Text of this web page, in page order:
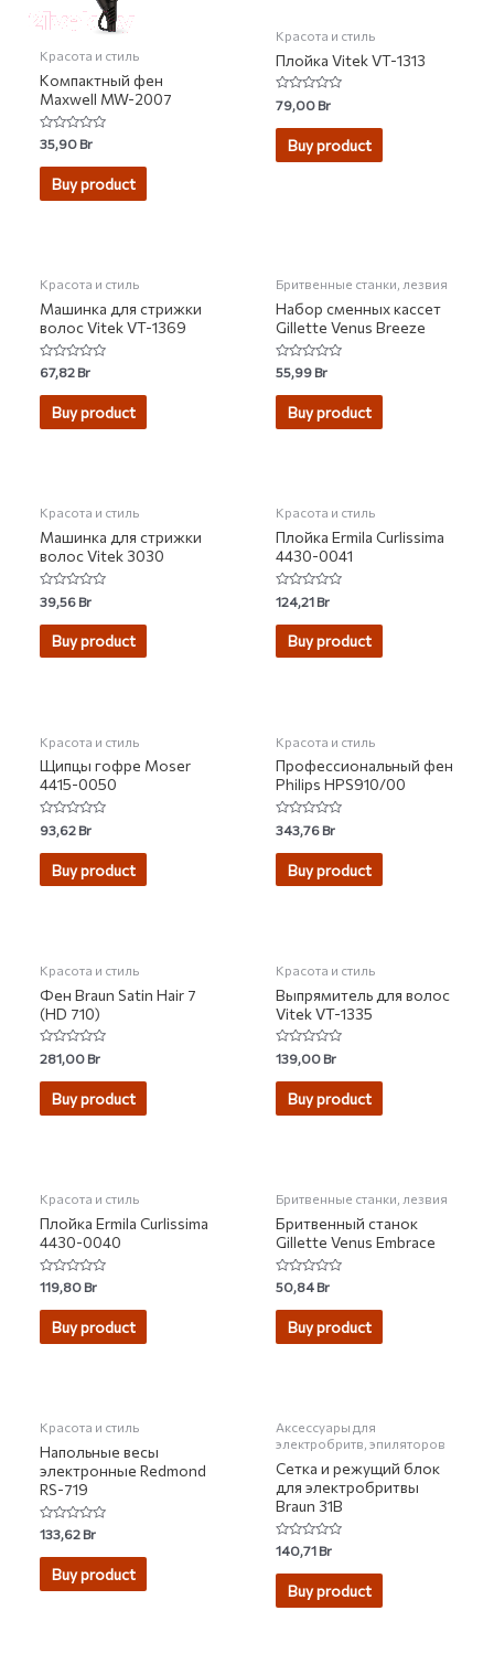
Красота и стиль
Компактный фен
Maxwell MW-2007
Rated
0
out
35,90Br
Buy product
Красота и стиль
Плойка Vitek VT-1313
Rated
0
out
79,00Br
Buy product
Красота и стиль
Машинка для стрижки
волос Vitek VT-1369
Rated
0
out
67,82Br
Buy product
Бритвенные станки, лезвия
Набор сменных кассет
Gillette Venus Breeze
Rated
0
out
55,99Br
Buy product
Красота и стиль
Машинка для стрижки
волос Vitek 3030
Rated
0
out
39,56Br
Buy product
Красота и стиль
Плойка Ermila Curlissima
4430-0041
Rated
0
out
124,21Br
Buy product
Красота и стиль
Щипцы гофре Moser
4415-0050
Rated
0
out
93,62Br
Buy product
Красота и стиль
Профессиональный фен
Philips HPS910/00
Rated
0
out
343,76Br
Buy product
Красота и стиль
Фен Braun Satin Hair 7
(HD 710)
Rated
0
out
281,00Br
Buy product
Красота и стиль
Выпрямитель для волос
Vitek VT-1335
Rated
0
out
139,00Br
Buy product
Красота и стиль
Плойка Ermila Curlissima
4430-0040
Rated
0
out
119,80Br
Buy product
Бритвенные станки, лезвия
Бритвенный станок
Gillette Venus Embrace
Rated
0
out
50,84Br
Buy product
Красота и стиль
Напольные весы
электронные Redmond
RS-719
Rated
0
out
133,62Br
Buy product
Аксессуары для
электробритв, эпиляторов
Сетка и режущий блок
для электробритвы
Braun 31B
Rated
0
out
140,71Br
Buy product